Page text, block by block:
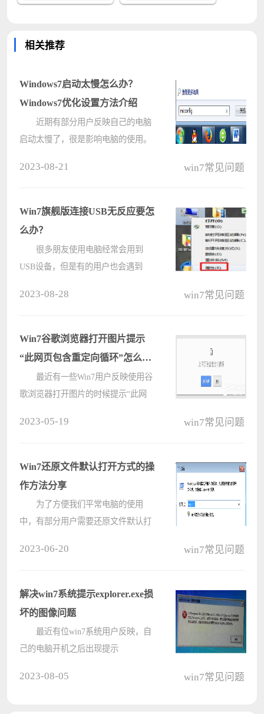
相关推荐
Windows7启动太慢怎么办？
Windows7优化设置方法介绍
近期有部分用户反映自己的电脑
启动太慢了，很是影响电脑的使用。
也就是启动速度越来越慢的原因。对
于????
2023-08-21 win7常见问题
Win7旗舰版连接USB无反应要怎
么办？
很多朋友使用电脑经常会用到
USB设备，但是有的用户也会遇到
么办？下面电脑系统之家小编来给大
家讲讲解决方????
2023-08-28 win7常见问题
Win7谷歌浏览器打开图片提示
“此网页包含重定向循环”怎么
办？
最近有一些Win7用户反映使用谷
歌浏览器打开图片的时候提示“此网
解决方法。 方法/????
2023-05-19 win7常见问题
Win7还原文件默认打开方式的操
作方法分享
为了方便我们平常电脑的使用
中，有部分用户需要还原文件默认打
这篇详细的操作教程吧，希望你会喜
欢哦????
2023-06-20 win7常见问题
解决win7系统提示explorer.exe损
坏的图像问题
最近有位win7系统用户反映，自
己的电脑开机之后出现提示
2023-08-05 win7常见问题